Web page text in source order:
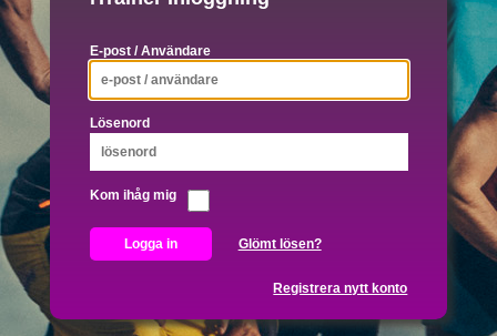
E-post / Användare
Lösenord
Kom ihåg mig
Glömt lösen?
Registrera nytt konto